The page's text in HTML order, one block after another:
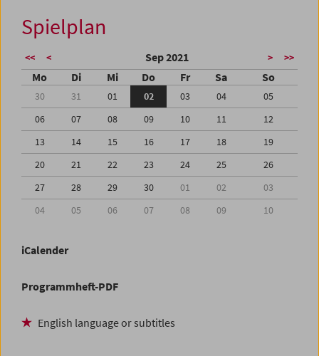
Spielplan
<< < Sep 2021 > >>
Mo Di Mi Do Fr Sa So
30 31 01 02 03 04
05
06
07 08 09 10 11
12
13
14 15 16 17 18
19
20
21 22 23 24 25
26
27
28 29 30 01 02
03
04
05 06 07 08 09 10
iCalender
Programmheft-PDF
English language or subtitles